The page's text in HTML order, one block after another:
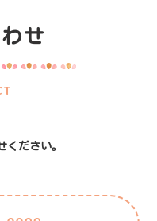
せ
ください。